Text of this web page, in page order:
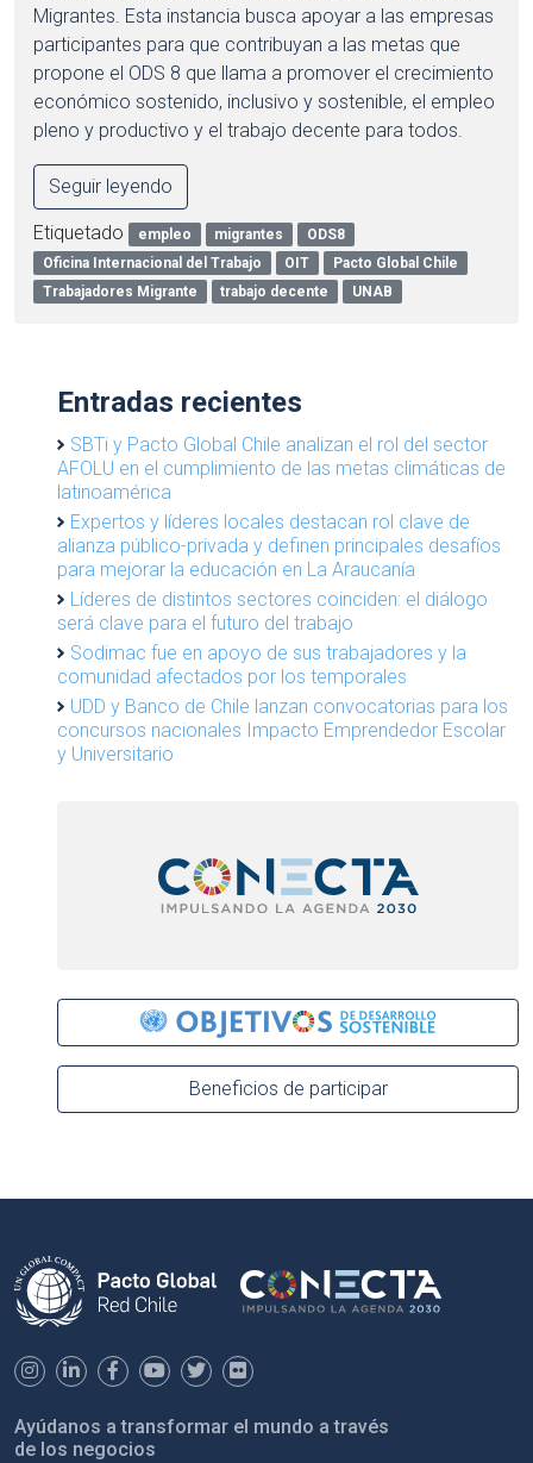
Migrantes. Esta instancia busca apoyar a las empresas
participantes para que contribuyan a las metas que
propone el ODS 8 que llama a promover el crecimiento
económico sostenido, inclusivo y sostenible, el empleo
pleno y productivo y el trabajo decente para todos.
Seguir leyendo
Etiquetado empleo migrantes
ODS8
Oficina Internacional del Trabajo
OIT
Pacto Global Chile
Trabajadores Migrante
trabajo decente UNAB
Entradas recientes
SBTi y Pacto Global Chile analizan el rol del sector
AFOLU en el cumplimiento de las metas climáticas de
latinoamérica
Expertos y líderes locales destacan rol clave de
alianza público-privada y definen principales desafíos
para mejorar la educación en La Araucanía
Líderes de distintos sectores coinciden: el diálogo
será clave para el futuro del trabajo
Sodimac fue en apoyo de sus trabajadores y la
comunidad afectados por los temporales
UDD y Banco de Chile lanzan convocatorias para los
concursos nacionales Impacto Emprendedor Escolar
y Universitario
Beneficios de participar
Ayúdanos a transformar el mundo a través
de los negocios